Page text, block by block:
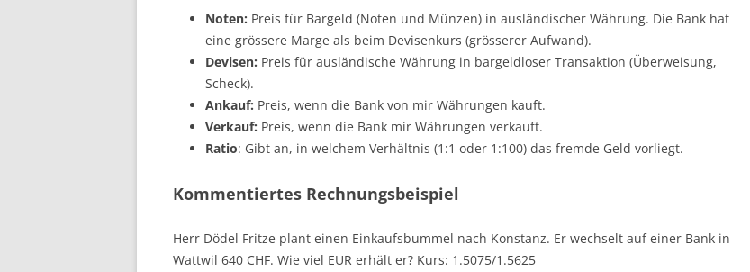
Noten: Preis für Bargeld (Noten und Münzen) in ausländischer Währung. Die Bank hat
eine grössere Marge als beim Devisenkurs (grösserer Aufwand).
Devisen: Preis für ausländische Währung in bargeldloser Transaktion (Überweisung,
Scheck).
Ankauf: Preis, wenn die Bank von mir Währungen kauft.
Verkauf: Preis, wenn die Bank mir Währungen verkauft.
Ratio: Gibt an, in welchem Verhältnis (1:1 oder 1:100) das fremde Geld vorliegt.
Kommentiertes Rechnungsbeispiel
Herr Dödel Fritze plant einen Einkaufsbummel nach Konstanz. Er wechselt auf einer Bank in
Wattwil 640 CHF. Wie viel EUR erhält er? Kurs: 1.5075/1.5625